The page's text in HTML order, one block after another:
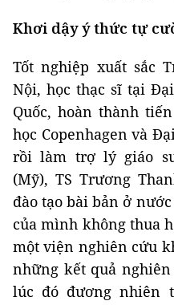
Khơi dậy ý thức tự
Tốt nghiệp xuất sắc
Nội, học thạc sĩ tại
Quốc, hoàn thành
học Copenhagen và
rồi làm trợ lý giáo
(Mỹ), TS Trương
đào tạo bài bản ở
của mình không thua
một viện nghiên cứu
những kết quả
lúc đó đương nhiên